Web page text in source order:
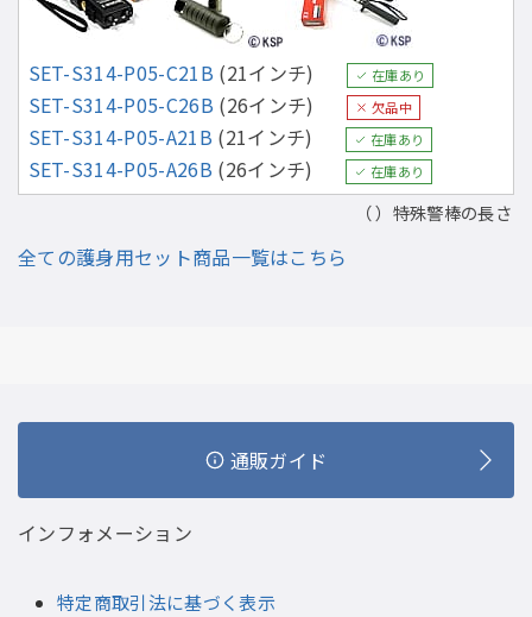
SET-S314-P05-C21B (21インチ) 在庫あり
SET-S314-P05-C26B (26インチ) 欠品中
SET-S314-P05-A21B (21インチ) 在庫あり
SET-S314-P05-A26B (26インチ) 在庫あり
（ ）特殊警棒の長さ
全ての護身用セット商品一覧はこちら
通販ガイド
インフォメーション
特定商取引法に基づく表示